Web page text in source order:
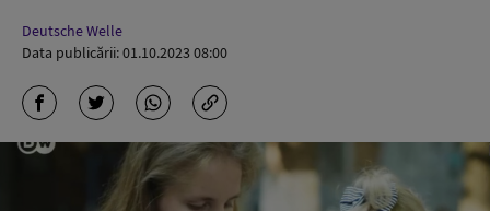
Deutsche Welle
Data publicării:01.10.2023 08:00